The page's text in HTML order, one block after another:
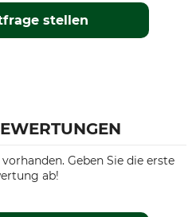
stellen
Geben Sie die erste
ab!